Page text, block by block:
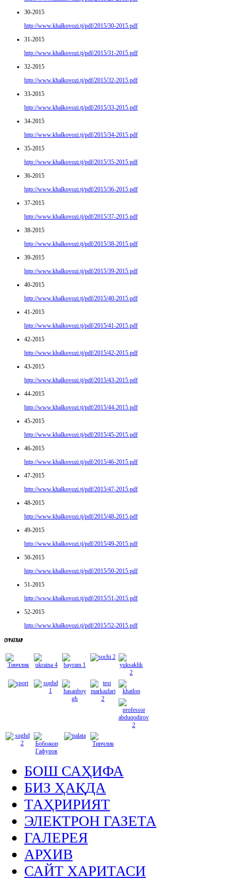
30-2015
http://www.khalkovozi.tj/pdf/2015/30-2015.pdf
31-2015
http://www.khalkovozi.tj/pdf/2015/31-2015.pdf
32-2015
http://www.khalkovozi.tj/pdf/2015/32-2015.pdf
33-2015
http://www.khalkovozi.tj/pdf/2015/33-2015.pdf
34-2015
http://www.khalkovozi.tj/pdf/2015/34-2015.pdf
35-2015
http://www.khalkovozi.tj/pdf/2015/35-2015.pdf
36-2015
http://www.khalkovozi.tj/pdf/2015/36-2015.pdf
37-2015
http://www.khalkovozi.tj/pdf/2015/37-2015.pdf
38-2015
http://www.khalkovozi.tj/pdf/2015/38-2015.pdf
39-2015
http://www.khalkovozi.tj/pdf/2015/39-2015.pdf
40-2015
http://www.khalkovozi.tj/pdf/2015/40-2015.pdf
41-2015
http://www.khalkovozi.tj/pdf/2015/41-2015.pdf
42-2015
http://www.khalkovozi.tj/pdf/2015/42-2015.pdf
43-2015
http://www.khalkovozi.tj/pdf/2015/43-2015.pdf
44-2015
http://www.khalkovozi.tj/pdf/2015/44-2015.pdf
45-2015
http://www.khalkovozi.tj/pdf/2015/45-2015.pdf
46-2015
http://www.khalkovozi.tj/pdf/2015/46-2015.pdf
47-2015
http://www.khalkovozi.tj/pdf/2015/47-2015.pdf
48-2015
http://www.khalkovozi.tj/pdf/2015/48-2015.pdf
49-2015
http://www.khalkovozi.tj/pdf/2015/49-2015.pdf
50-2015
http://www.khalkovozi.tj/pdf/2015/50-2015.pdf
51-2015
http://www.khalkovozi.tj/pdf/2015/51-2015.pdf
52-2015
http://www.khalkovozi.tj/pdf/2015/52-2015.pdf
СУРАТЛАР
БОШ САҲИФА
БИЗ ҲАҚДА
ТАҲРИРИЯТ
ЭЛЕКТРОН ГАЗЕТА
ГАЛЕРЕЯ
АРХИВ
САЙТ ХАРИТАСИ